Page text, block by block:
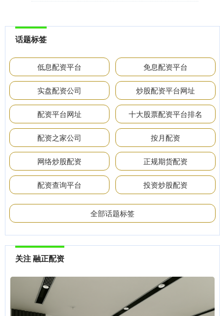
话题标签
低息配资平台 免息配资平台
实盘配资公司 炒股配资平台网址
配资平台网址 十大股票配资平台排名
配资之家公司 按月配资
网络炒股配资 正规期货配资
配资查询平台 投资炒股配资
全部话题标签
关注 融正配资